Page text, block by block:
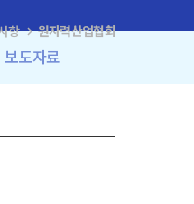
보도자료
항navigate_next원자력산업협회